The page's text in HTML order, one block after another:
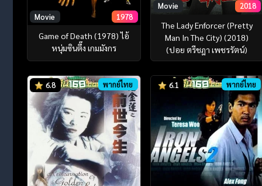
Movie 1978
Game of Death (1978) ไอ้
หนุ่มซินตึ๊ง เกมมังกร
Movie 2018
The Lady Enforcer (Pretty
Man In The City) (2018)
(ปอย ตรีชฎา เพชรรัตน์)
6.8 พากย์ไทย 6.1 พากย์ไทย